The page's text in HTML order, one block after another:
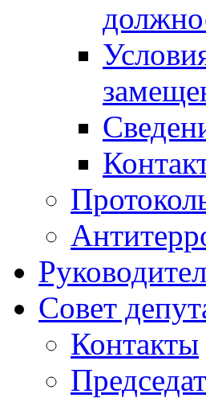
Совет
Контакты